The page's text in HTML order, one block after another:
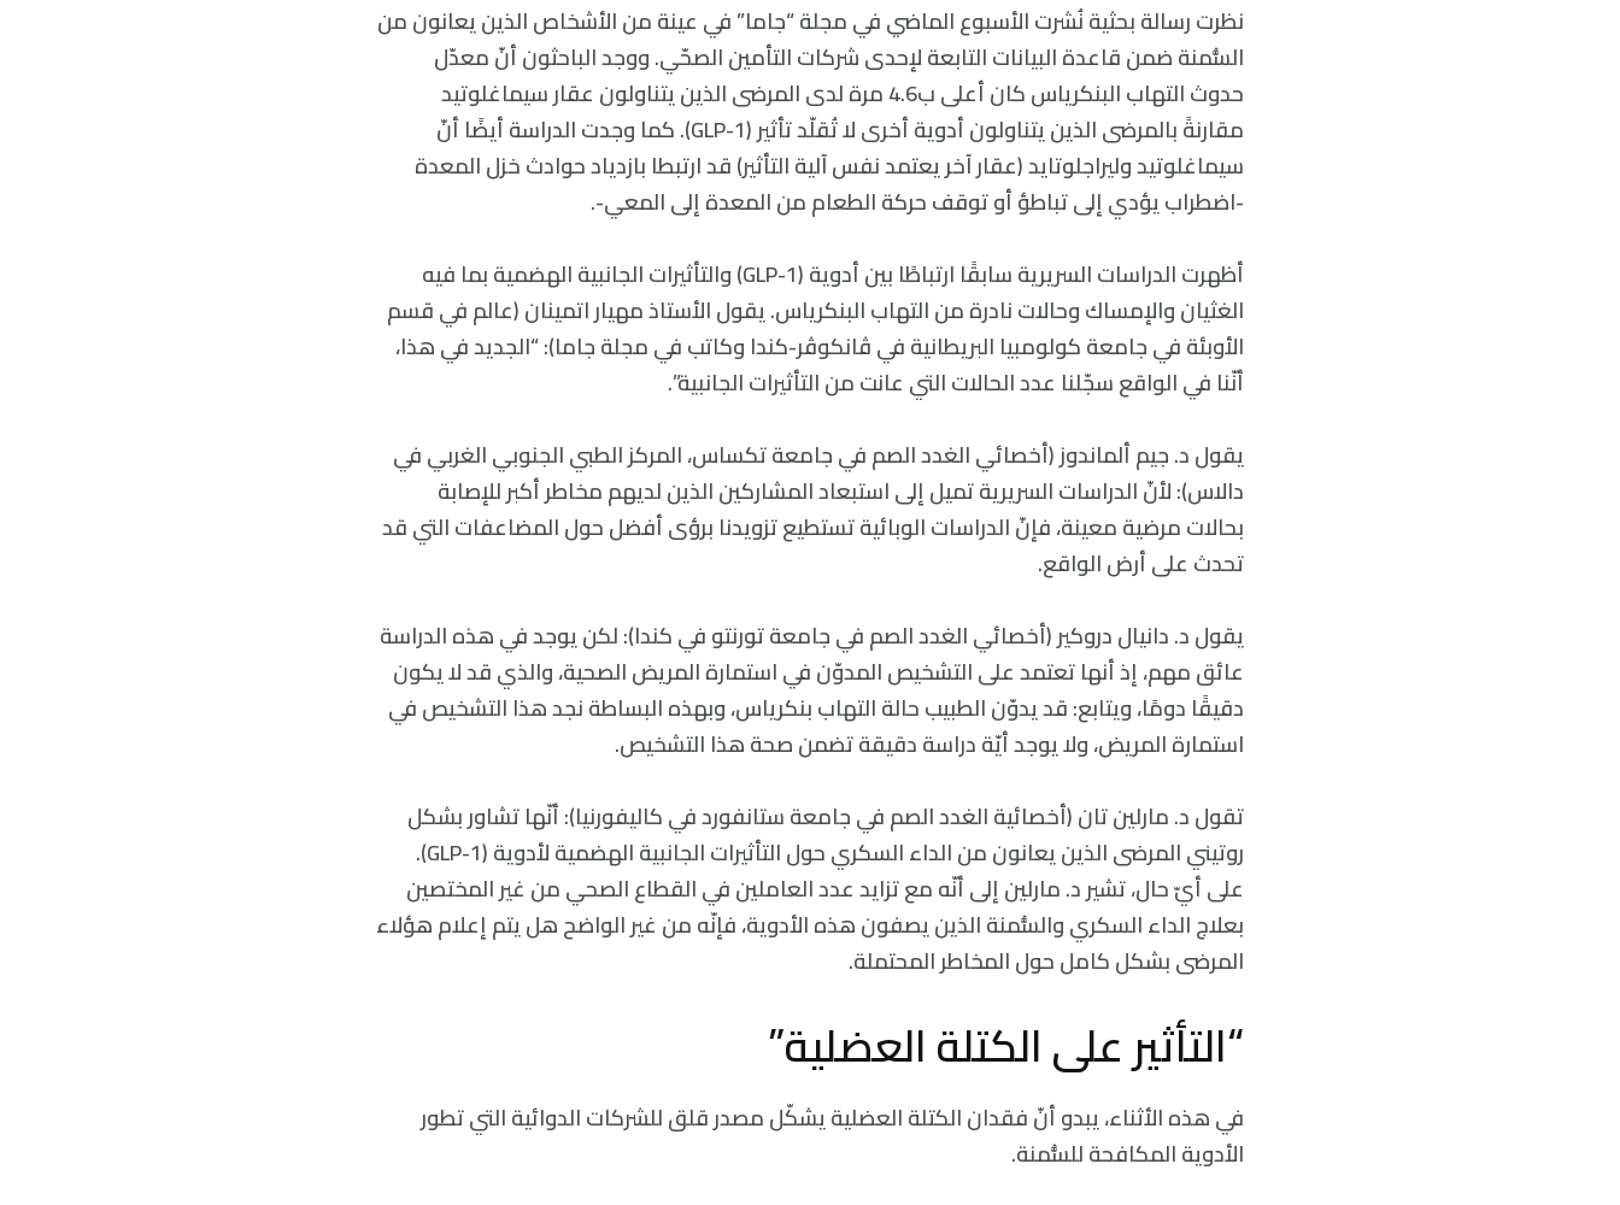
نظرت رسالة بحثية نُشرت الأسبوع الماضي في مجلة “جاما” في عينة من الأشخاص الذين يعانون من
السُّمنة ضمن قاعدة البيانات التابعة لإحدى شركات التأمين الصحّي. ووجد الباحثون أنّ معدّل
حدوث التهاب البنكرياس كان أعلى ب4.6 مرة لدى المرضى الذين يتناولون عقار سيماغلوتيد
مقارنةً بالمرضى الذين يتناولون أدوية أخرى لا تُقلّد تأثير (GLP-1). كما وجدت الدراسة أيضًا أنّ
سيماغلوتيد وليراجلوتايد (عقار آخر يعتمد نفس آلية التأثير) قد ارتبطا بازدياد حوادث خزل المعدة
-اضطراب يؤدي إلى تباطؤ أو توقف حركة الطعام من المعدة إلى المعي-.
أظهرت الدراسات السريرية سابقًا ارتباطًا بين أدوية (GLP-1) والتأثيرات الجانبية الهضمية بما فيه
الغثيان والإمساك وحالات نادرة من التهاب البنكرياس. يقول الأستاذ مهيار اتمينان (عالم في قسم
الأوبئة في جامعة كولومبيا البريطانية في ڤانكوڤر-كندا وكاتب في مجلة جاما): “الجديد في هذا،
أنّنا في الواقع سجّلنا عدد الحالات التي عانت من التأثيرات الجانبية”.
يقول د. جيم ألماندوز (أخصائي الغدد الصم في جامعة تكساس، المركز الطبي الجنوبي الغربي في
دالاس): لأنّ الدراسات السريرية تميل إلى استبعاد المشاركين الذين لديهم مخاطر أكبر للإصابة
بحالات مرضية معينة، فإنّ الدراسات الوبائية تستطيع تزويدنا برؤى أفضل حول المضاعفات التي قد
تحدث على أرض الواقع.
يقول د. دانيال دروكير (أخصائي الغدد الصم في جامعة تورنتو في كندا): لكن يوجد في هذه الدراسة
عائق مهم، إذ أنها تعتمد على التشخيص المدوّن في استمارة المريض الصحية، والذي قد لا يكون
دقيقًا دومًا، ويتابع: قد يدوّن الطبيب حالة التهاب بنكرياس، وبهذه البساطة نجد هذا التشخيص في
استمارة المريض، ولا يوجد أيّة دراسة دقيقة تضمن صحة هذا التشخيص.
تقول د. مارلين تان (أخصائية الغدد الصم في جامعة ستانفورد في كاليفورنيا): أنّها تشاور بشكل
روتيني المرضى الذين يعانون من الداء السكري حول التأثيرات الجانبية الهضمية لأدوية (GLP-1).
على أيّ حال، تشير د. مارلين إلى أنّه مع تزايد عدد العاملين في القطاع الصحي من غير المختصين
بعلاج الداء السكري والسُّمنة الذين يصفون هذه الأدوية، فإنّه من غير الواضح هل يتم إعلام هؤلاء
المرضى بشكل كامل حول المخاطر المحتملة.
“التأثير على الكتلة العضلية”
في هذه الأثناء، يبدو أنّ فقدان الكتلة العضلية يشكّل مصدر قلق للشركات الدوائية التي تطور
الأدوية المكافحة للسُّمنة.